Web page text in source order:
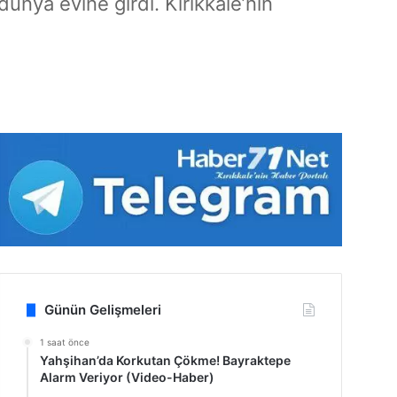
Günün Gelişmeleri
1 saat önce
Yahşihan’da Korkutan Çökme! Bayraktepe
Alarm Veriyor (Video-Haber)